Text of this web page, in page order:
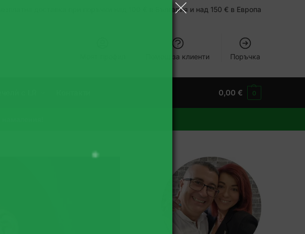
Безплатна доставка при поръчки над 100 € в България и над 150 € в Европа
Помощ за клиенти Поръчка
0,00€ 0